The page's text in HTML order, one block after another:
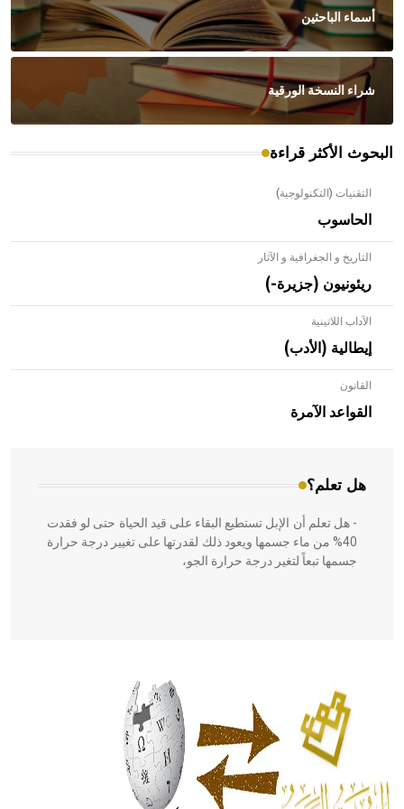
أسماء الباحثين
شراء النسخة الورقية
البحوث الأكثر قراءة
التقنيات (التكنولوجية)
الحاسوب
التاريخ و الجغرافية و الآثار
ريئونيون (جزيرة-)
الآداب اللاتينية
إيطالية (الأدب)
القانون
القواعد الآمرة
هل تعلم؟
- هل تعلم أن الأبلق نوع من الفنون الهندسية التي ارتبطت
بالعمارة الإسلامية في بلاد الشام ومصر خاصة، حيث يحرص
المعمار على بناء مداميكه وخاصة في الواجهات
- هل تعلم أن الإبل تستطيع البقاء على قيد الحياة حتى لو فقدت
40% من ماء جسمها ويعود ذلك لقدرتها على تغيير درجة حرارة
جسمها تبعاً لتغير درجة حرارة الجو،
الحكم، الأدلة، تنظيم التغذية، ورسالته في جروح الرأس. ويعود
له الفضل بأنه حرر الطب من الدين والفلسفة.
- هل تعلم أن المرجان إفراز حيواني يتكون في البحر ويتركب